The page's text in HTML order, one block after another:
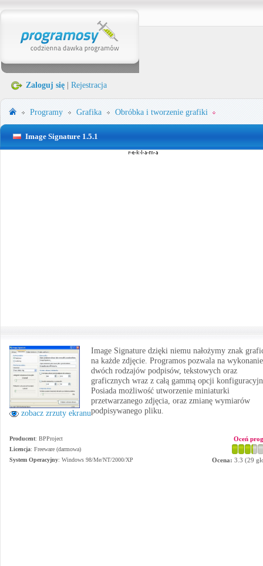
Zaloguj się Rejestracja
Programy Grafika Obróbka i tworzenie grafiki
Image Signature 1.5.1
zobacz zrzuty ekranu
Image Signature dzięki niemu nałożymy znak
na każde zdjęcie. Programos pozwala na wykonanie
dwóch rodzajów podpisów, tekstowych oraz
graficznych wraz z całą gammą opcji
Posiada możliwość utworzenie miniaturki
przetwarzanego zdjęcia, oraz zmianę wymiarów
podpisywanego pliku.
Producent: BPProject
Licencja: Freeware (darmowa)
System Operacyjny: Windows 98/Me/NT/2000/XP
Oceń
Ocena: 3.3 (29